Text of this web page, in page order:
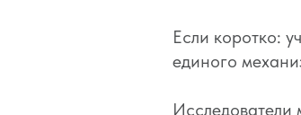
Если коротко:
единого
Исследователи